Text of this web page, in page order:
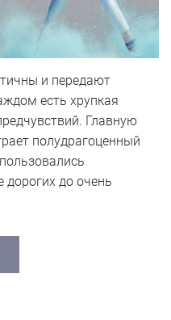
и передают
есть хрупкая
Главную
полудрагоценный
дорогих до очень